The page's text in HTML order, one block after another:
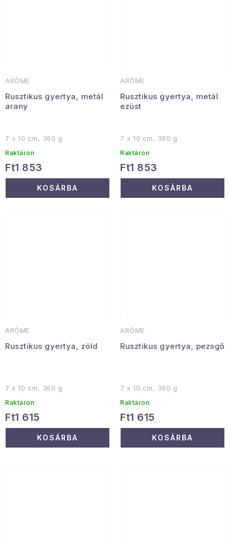
ARÔME
Rusztikus gyertya, metál
arany
7 x 10 cm, 360 g
Raktáron
Ft1 853
KOSÁRBA
ARÔME
Rusztikus gyertya, metál
ezüst
7 x 10 cm, 360 g
Raktáron
Ft1 853
KOSÁRBA
ARÔME
Rusztikus gyertya, zöld
7 x 10 cm, 360 g
Raktáron
Ft1 615
KOSÁRBA
ARÔME
Rusztikus gyertya, pezsgő
7 x 10 cm, 360 g
Raktáron
Ft1 615
KOSÁRBA